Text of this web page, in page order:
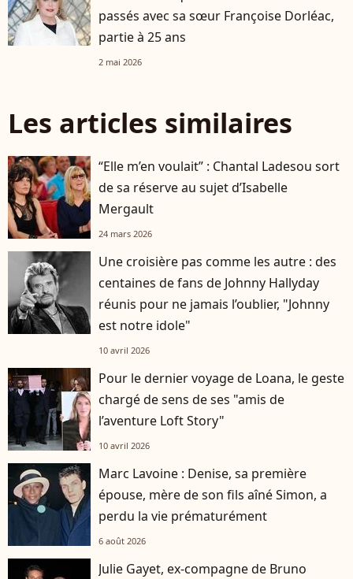
passés avec sa sœur Françoise Dorléac,
partie à 25 ans
2 mai 2026
Les articles similaires
“Elle m’en voulait” : Chantal Ladesou sort
de sa réserve au sujet d’Isabelle
Mergault
24 mars 2026
Une croisière pas comme les autre : des
centaines de fans de Johnny Hallyday
réunis pour ne jamais l’oublier, "Johnny
est notre idole"
10 avril 2026
Pour le dernier voyage de Loana, le geste
chargé de sens de ses "amis de
l’aventure Loft Story"
10 avril 2026
Marc Lavoine : Denise, sa première
épouse, mère de son fils aîné Simon, a
perdu la vie prématurément
6 août 2026
Julie Gayet, ex-compagne de Bruno